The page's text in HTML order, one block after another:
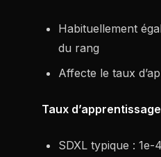
Habituellement
du rang
Affecte le taux
Taux d’apprentissage
SDXL typique : 1e-